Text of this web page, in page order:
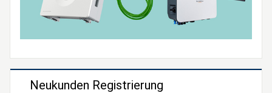
Neukunden Registrierung